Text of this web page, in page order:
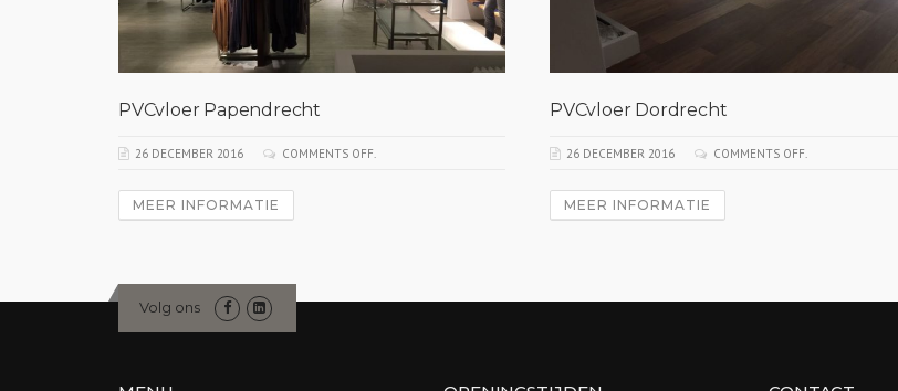
PVCvloer Papendrecht
26 DECEMBER 2016 COMMENTS OFF.
MEER INFORMATIE
PVCvloer Dordrecht
26 DECEMBER 2016 COMMENTS OFF.
MEER INFORMATIE
Volg ons